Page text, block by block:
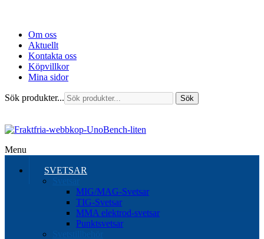
Om oss
Aktuellt
Kontakta oss
Köpvillkor
Mina sidor
Sök produkter... Sök
Menu
SVETSAR
MIG/MAG-Svetsar
TIG-Svetsar
MMA elektrod-svetsar
Punktsvetsar